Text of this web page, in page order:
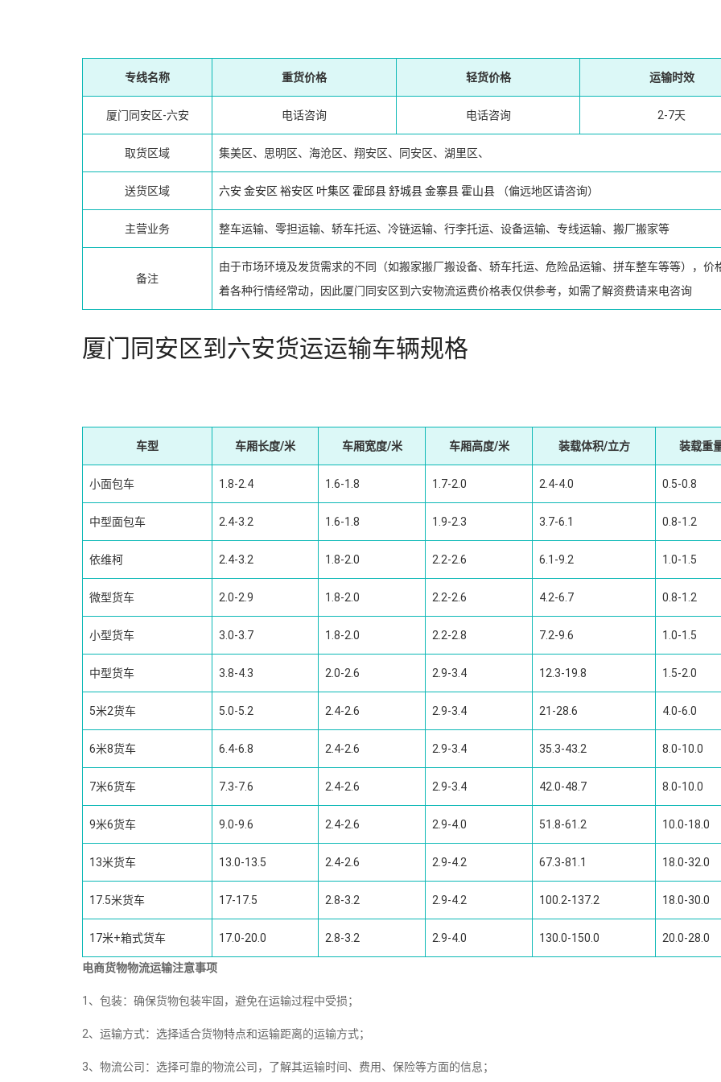
专线名称 重货价格 轻货价格 运输时效
厦门同安区-六安 电话咨询 电话咨询 2-7天
取货区域 集美区、思明区、海沧区、翔安区、同安区、湖里区、
送货区域 六安 金安区 裕安区 叶集区 霍邱县舒城县金寨县 霍山县 （偏远地区请咨询）
主营业务 整车运输、零担运输、轿车托运、冷链运输、行李托运、设备运输、专线运输、搬厂搬家等
备注
由于市场环境及发货需求的不同（如搬家搬厂搬设备、轿车托运、危险品运输、拼车整车等等），价
着各种行情经常动，因此厦门同安区到六安物流运费价格表仅供参考，如需了解资费请来电咨询
厦门同安区到六安货运运输车辆规格
车型 车厢长度/米 车厢宽度/米 车厢高度/米 装载体积/立方 装载重
小面包车 1.8-2.4 1.6-1.8 1.7-2.0 2.4-4.0 0.5-0.8
中型面包车 2.4-3.2 1.6-1.8 1.9-2.3 3.7-6.1 0.8-1.2
依维柯 2.4-3.2 1.8-2.0 2.2-2.6 6.1-9.2 1.0-1.5
微型货车 2.0-2.9 1.8-2.0 2.2-2.6 4.2-6.7 0.8-1.2
小型货车 3.0-3.7 1.8-2.0 2.2-2.8 7.2-9.6 1.0-1.5
中型货车 3.8-4.3 2.0-2.6 2.9-3.4 12.3-19.8 1.5-2.0
5米2货车 5.0-5.2 2.4-2.6 2.9-3.4 21-28.6 4.0-6.0
6米8货车 6.4-6.8 2.4-2.6 2.9-3.4 35.3-43.2 8.0-10.0
7米6货车 7.3-7.6 2.4-2.6 2.9-3.4 42.0-48.7 8.0-10.0
9米6货车 9.0-9.6 2.4-2.6 2.9-4.0 51.8-61.2 10.0-18.0
13米货车 13.0-13.5 2.4-2.6 2.9-4.2 67.3-81.1 18.0-32.0
17.5米货车 17-17.5 2.8-3.2 2.9-4.2 100.2-137.2 18.0-30.0
17米+箱式货车 17.0-20.0 2.8-3.2 2.9-4.0 130.0-150.0 20.0-28.0
电商货物物流运输注意事项
1、包装：确保货物包装牢固，避免在运输过程中受损；
2、运输方式：选择适合货物特点和运输距离的运输方式；
3、物流公司：选择可靠的物流公司，了解其运输时间、费用、保险等方面的信息；